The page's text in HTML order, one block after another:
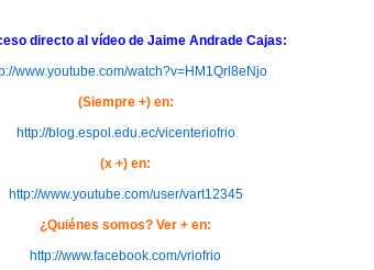
directo al vídeo de Jaime Andrade Cajas:
www.youtube.com/watch?v=HM1Qrl8eNjo
(Siempre +) en:
http://blog.espol.edu.ec/vicenteriofrio
(x +) en:
http://www.youtube.com/user/vart12345
¿Quiénes somos? Ver + en:
http://www.facebook.com/vriofrio